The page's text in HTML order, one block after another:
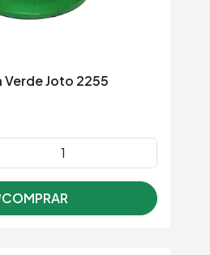
Verde Joto 2255
COMPRAR